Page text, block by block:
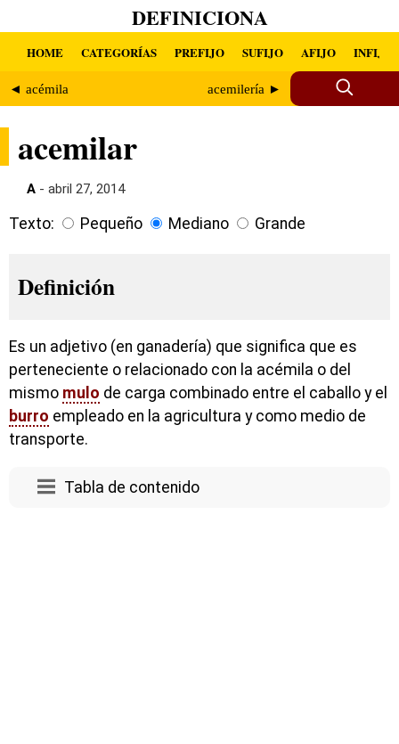
DEFINICIONA
HOME CATEGORÍAS PREFIJO SUFIJO AFIJO INFIJO
◄ acémila acemilería ►
acemilar
A - abril 27, 2014
Texto: Pequeño Mediano Grande
Definición
Es un adjetivo (en ganadería) que significa que es
perteneciente o relacionado con la acémila o del
mismo mulo de carga combinado entre el caballo y el
burro empleado en la agricultura y como medio de
transporte.
Tabla de contenido